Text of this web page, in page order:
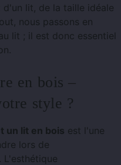
d'un lit, de la taille idéale
nous passons en
lit ; il est donc essentiel
en bois –
style ?
un lit en bois est l'une
lors de
L'esthétique